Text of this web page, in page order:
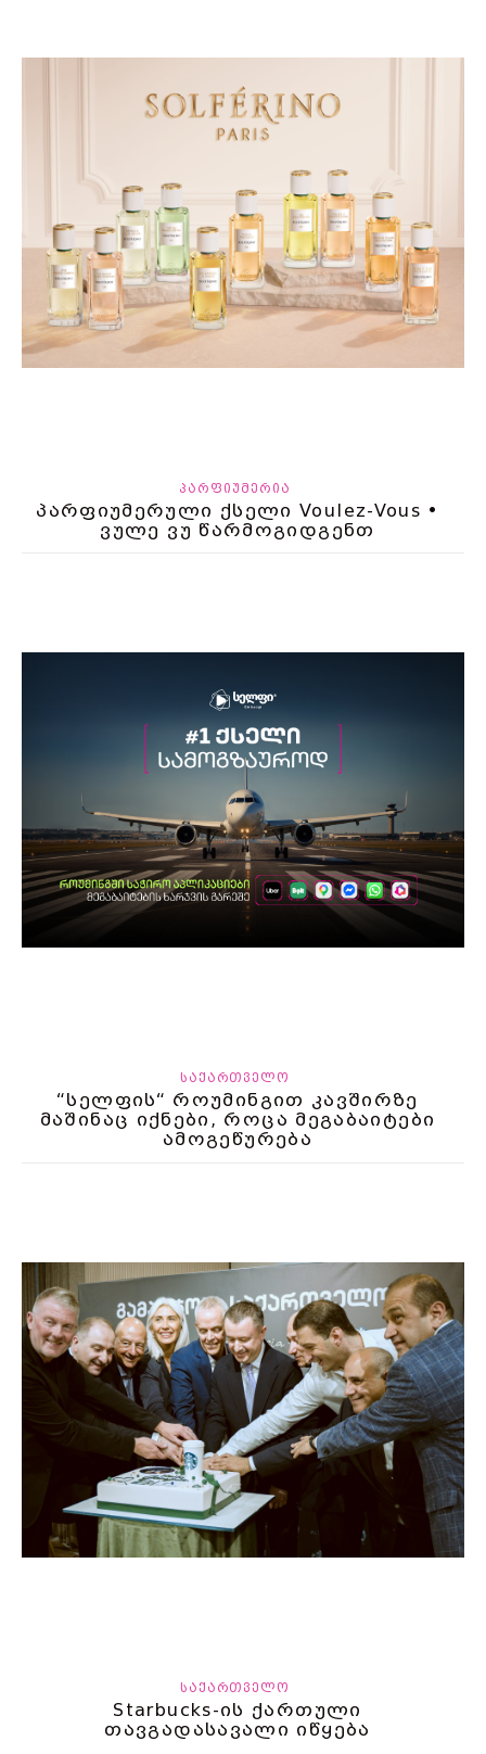
ᲞᲐᲠᲤᲘᲣᲛᲔᲠᲘᲐ
პარფიუმერული ქსელი Voulez-Vous •
ვულე ვუ წარმოგიდგენთ
ᲡᲐᲥᲐᲠᲗᲕᲔᲚᲝ
“სელფის“ როუმინგით კავშირზე
მაშინაც იქნები, როცა მეგაბაიტები
ამოგეწურება
ᲡᲐᲥᲐᲠᲗᲕᲔᲚᲝ
Starbucks-ის ქართული
თავგადასავალი იწყება